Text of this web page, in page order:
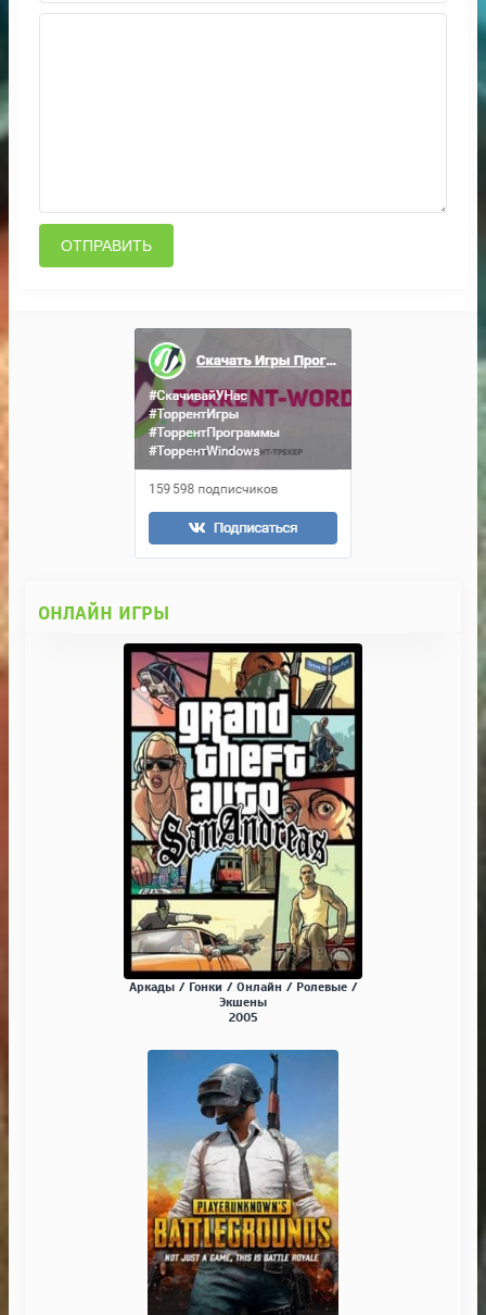
ОТПРАВИТЬ
ОНЛАЙН ИГРЫ
Аркады / Гонки / Онлайн / Ролевые /
Экшены
2005